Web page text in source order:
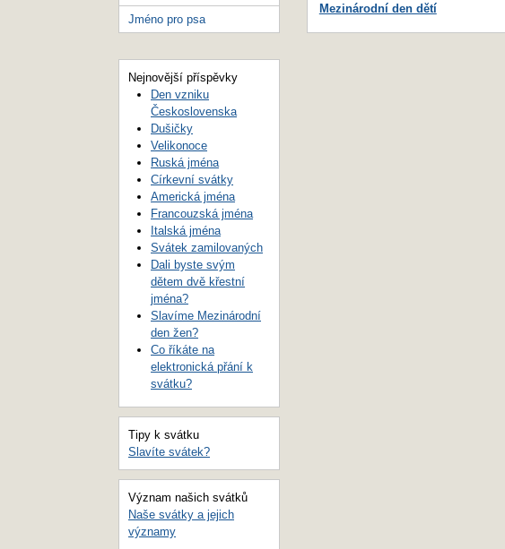
Mezinárodní den dětí
Jméno pro psa
Nejnovější příspěvky
Den vzniku
Československa
Dušičky
Velikonoce
Ruská jména
Církevní svátky
Americká jména
Francouzská jména
Italská jména
Svátek zamilovaných
Dali byste svým
dětem dvě křestní
jména?
Slavíme Mezinárodní
den žen?
Co říkáte na
elektronická přání k
svátku?
Tipy k svátku
Slavíte svátek?
Význam našich svátků
Naše svátky a jejich
významy